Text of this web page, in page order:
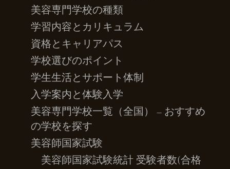
美容専門学校の種類
学習内容とカリキュラム
資格とキャリアパス
学校選びのポイント
学生生活とサポート体制
入学案内と体験入学
美容専門学校一覧（全国） – おすすめ
の学校を探す
美容師国家試験
美容師国家試験統計 受験者数(合格